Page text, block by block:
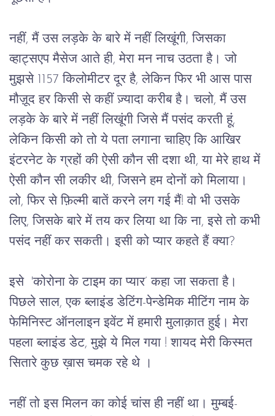
नहीं, मैं उस लड़के के बारे में नहीं लिखूंगी, जिसका
व्हाट्सएप मैसेज आते ही, मेरा मन नाच उठता है। जो
मुझसे 1157 किलोमीटर दूर है, लेकिन फिर भी आस पास
मौज़ूद हर किसी से कहीं ज़्यादा करीब है। चलो, मैं उस
लड़के के बारे में नहीं लिखूंगी जिसे मैं पसंद करती हूं,
लेकिन किसी को तो ये पता लगाना चाहिए कि आखिर
इंटरनेट के ग्रहों की ऐसी कौन सी दशा थी, या मेरे हाथ में
ऐसी कौन सी लकीर थी, जिसने हम दोनों को मिलाया।
लो, फिर से फ़िल्मी बातें करने लग गई मैं! वो भी उसके
लिए, जिसके बारे में तय कर लिया था कि ना, इसे तो कभी
पसंद नहीं कर सकती। इसी को प्यार कहते हैं क्या?
इसे  'कोरोना के टाइम का प्यार’ कहा जा सकता है।
पिछले साल, एक ब्लाइंड डेटिंग-पेन्डेमिक मीटिंग नाम के
फेमिनिस्ट ऑनलाइन इवेंट में हमारी मुलाक़ात हुई। मेरा
पहला ब्लाइंड डेट, मुझे ये मिल गया ! शायद मेरी किस्मत
सितारे कुछ ख़ास चमक रहे थे ।
नहीं तो इस मिलन का कोई चांस ही नहीं था। मुम्बई-